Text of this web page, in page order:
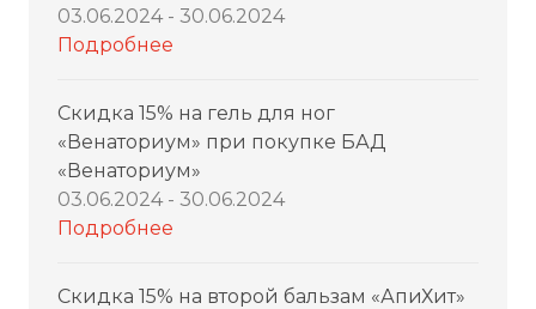
03.06.2024 - 30.06.2024
Подробнее
Скидка 15% на гель для ног
«Венаториум» при покупке БАД
«Венаториум»
03.06.2024 - 30.06.2024
Подробнее
Скидка 15% на второй бальзам «АпиХит»